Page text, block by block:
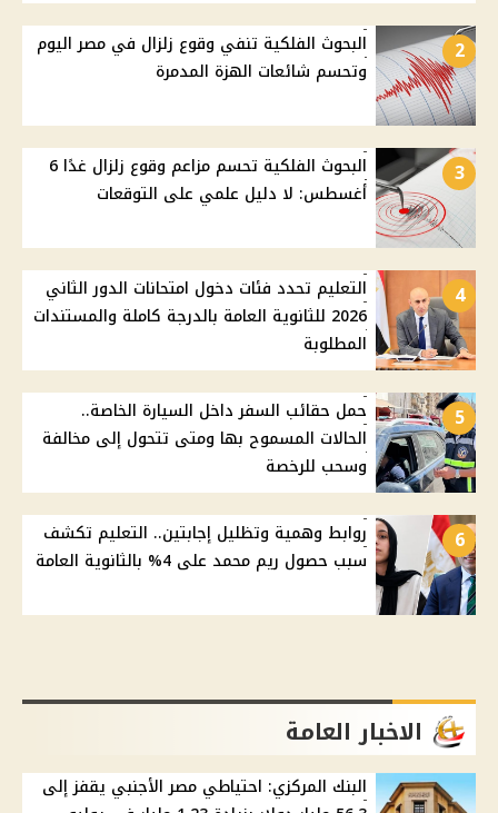
2
البحوث الفلكية تنفي وقوع زلزال في مصر اليوم
وتحسم شائعات الهزة المدمرة
3
البحوث الفلكية تحسم مزاعم وقوع زلزال غدًا 6
أغسطس: لا دليل علمي على التوقعات
4
التعليم تحدد فئات دخول امتحانات الدور الثاني
2026 للثانوية العامة بالدرجة كاملة والمستندات
المطلوبة
5
حمل حقائب السفر داخل السيارة الخاصة..
الحالات المسموح بها ومتى تتحول إلى مخالفة
وسحب للرخصة
6
روابط وهمية وتظليل إجابتين.. التعليم تكشف
سبب حصول ريم محمد على 4% بالثانوية العامة
الاخبار العامة
البنك المركزي: احتياطي مصر الأجنبي يقفز إلى